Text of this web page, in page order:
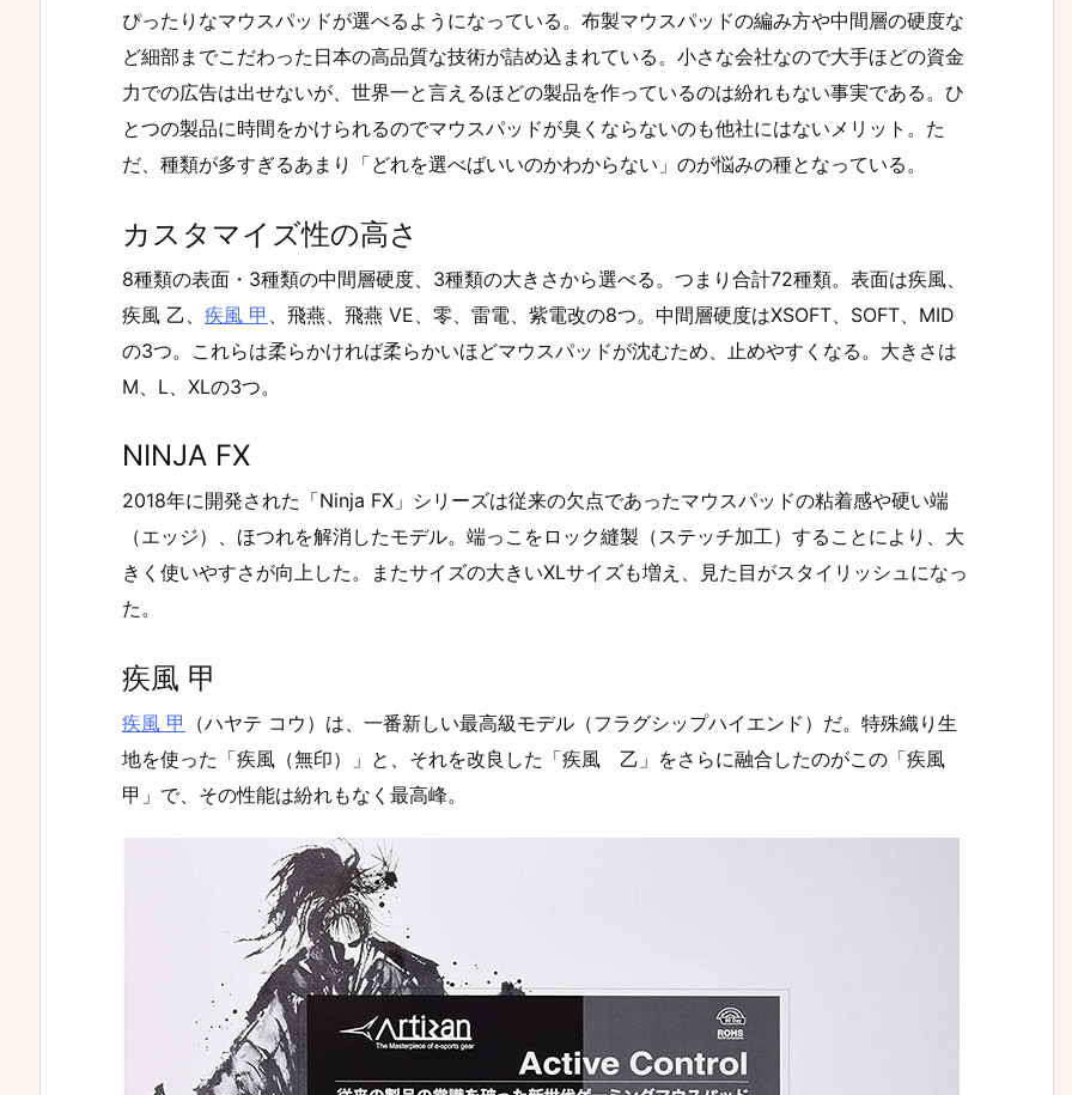
ぴったりなマウスパッドが選べるようになっている。布製マウスパッドの編み方や中間層の硬度な
ど細部までこだわった日本の高品質な技術が詰め込まれている。小さな会社なので大手ほどの資金
力での広告は出せないが、世界一と言えるほどの製品を作っているのは紛れもない事実である。ひ
とつの製品に時間をかけられるのでマウスパッドが臭くならないのも他社にはないメリット。た
だ、種類が多すぎるあまり「どれを選べばいいのかわからない」のが悩みの種となっている。
カスタマイズ性の高さ
8種類の表面・3種類の中間層硬度、3種類の大きさから選べる。つまり合計72種類。表面は疾風、
疾風 乙、 疾風 甲
、飛燕、飛燕 VE、零、雷電、紫電改の8つ。中間層硬度はXSOFT、SOFT、MID
の3つ。これらは柔らかければ柔らかいほどマウスパッドが沈むため、止めやすくなる。大きさは
M、L、XLの3つ。
NINJA FX
2018年に開発された「Ninja FX」シリーズは従来の欠点であったマウスパッドの粘着感や硬い端
（エッジ）、ほつれを解消したモデル。端っこをロック縫製（ステッチ加工）することにより、大
きく使いやすさが向上した。またサイズの大きいXLサイズも増え、見た目がスタイリッシュになっ
た。
疾風 甲
疾風 甲
（ハヤテ コウ）は、一番新しい最高級モデル（フラグシップハイエンド）だ。特殊織り生
地を使った「疾風（無印）」と、それを改良した「疾風 乙」をさらに融合したのがこの「疾風
甲」で、その性能は紛れもなく最高峰。